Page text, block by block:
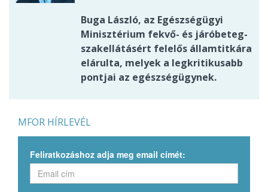
Buga László, az Egészségügyi
Minisztérium fekvő- és járóbeteg-
szakellátásért felelős államtitkára
elárulta, melyek a legkritikusabb
pontjai az egészségügynek.
MFOR HÍRLEVÉL
Feliratkozáshoz adja meg email címét: